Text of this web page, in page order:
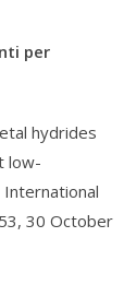
per
hydrides
low-
30 October